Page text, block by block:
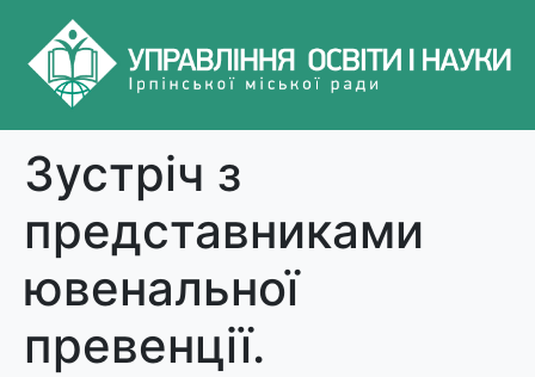
Зустріч з
представниками
ювенальної
превенції.